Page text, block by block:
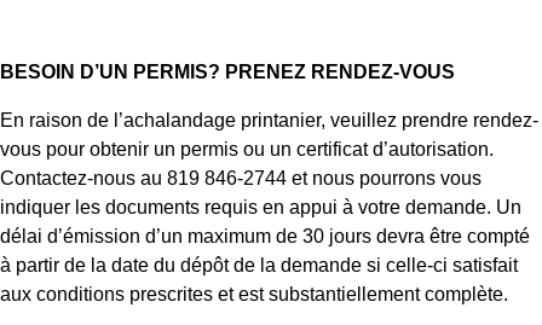
BESOIN D’UN PERMIS? PRENEZ RENDEZ-VOUS
En raison de l’achalandage printanier, veuillez prendre rendez-
vous pour obtenir un permis ou un certificat d’autorisation.
Contactez-nous au 819 846-2744 et nous pourrons vous
indiquer les documents requis en appui à votre demande. Un
délai d’émission d’un maximum de 30 jours devra être compté
à partir de la date du dépôt de la demande si celle-ci satisfait
aux conditions prescrites et est substantiellement complète.